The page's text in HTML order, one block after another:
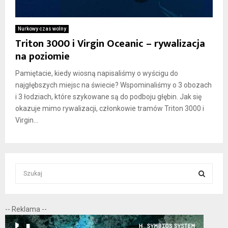
Nurkowy czas wolny
Triton 3000 i Virgin Oceanic – rywalizacja
na poziomie
Pamiętacie, kiedy wiosną napisaliśmy o wyścigu do
najgłębszych miejsc na świecie? Wspominaliśmy o 3 obozach
i 3 łodziach, które szykowane są do podboju głębin. Jak się
okazuje mimo rywalizacji, członkowie tramów Triton 3000 i
Virgin...
c
h
E
-- Reklama --